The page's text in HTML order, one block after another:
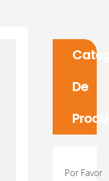
De
Por Favor